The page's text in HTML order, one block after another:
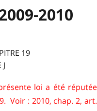
2010
19
loi a été réputée
Voir : 2010, chap. 2, art.